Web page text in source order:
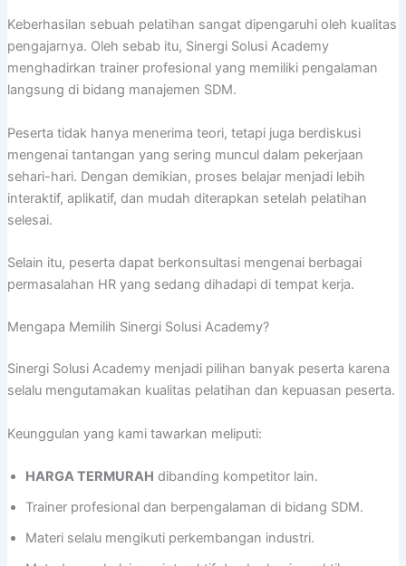
Keberhasilan sebuah pelatihan sangat dipengaruhi oleh kualitas
pengajarnya. Oleh sebab itu, Sinergi Solusi Academy
menghadirkan trainer profesional yang memiliki pengalaman
langsung di bidang manajemen SDM.
Peserta tidak hanya menerima teori, tetapi juga berdiskusi
mengenai tantangan yang sering muncul dalam pekerjaan
sehari-hari. Dengan demikian, proses belajar menjadi lebih
interaktif, aplikatif, dan mudah diterapkan setelah pelatihan
selesai.
Selain itu, peserta dapat berkonsultasi mengenai berbagai
permasalahan HR yang sedang dihadapi di tempat kerja.
Mengapa Memilih Sinergi Solusi Academy?
Sinergi Solusi Academy menjadi pilihan banyak peserta karena
selalu mengutamakan kualitas pelatihan dan kepuasan peserta.
Keunggulan yang kami tawarkan meliputi:
HARGA TERMURAH dibanding kompetitor lain.
Trainer profesional dan berpengalaman di bidang SDM.
Materi selalu mengikuti perkembangan industri.